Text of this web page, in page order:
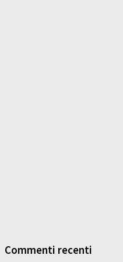
Commenti recenti